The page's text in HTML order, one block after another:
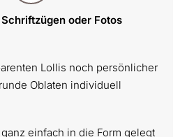
oder Fotos
Lollis noch persönlicher
Oblaten individuell
einfach in die Form gelegt